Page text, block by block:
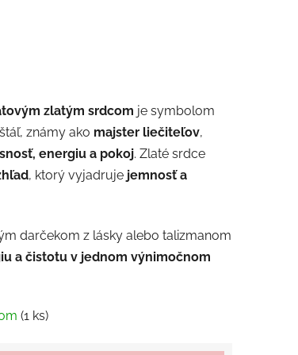
zlatým srdcom je symbolom
známy ako majster liečiteľov,
energiu a pokoj. Zlaté srdce
, ktorý vyjadruje jemnosť a
darčekom z lásky alebo talizmanom
a čistotu v jednom výnimočnom
(1 ks)